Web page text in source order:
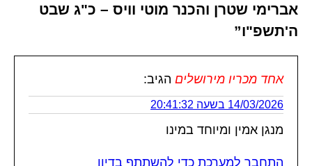
אברימי שטרן והכנר מוטי וויס – כ"ג שבט
ה'תשפ"ו”
אחד מכריו מירושלים הגיב:
14/03/2026 בשעה 20:41:32
מנגן אמין ומיוחד במינו
התחבר למערכת כדי להשתתף בדיון